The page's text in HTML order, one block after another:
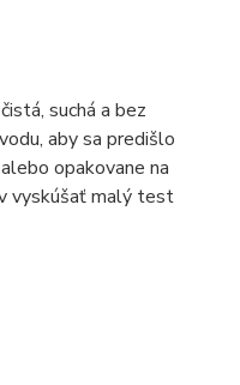
suchá a bez
aby sa predišlo
opakovane na
vyskúšať malý test